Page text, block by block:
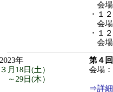
会場
・１
会場
・１
会場
2023年
３月 18日(土）
～ 29日(木）
第４
会場
⇒詳細